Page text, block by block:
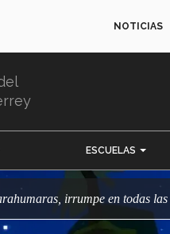
NOTICIAS
ESCUELAS
irrumpe en todas